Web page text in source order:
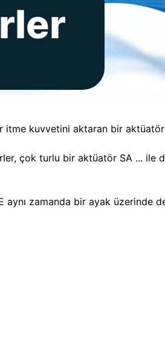
itme kuvvetini aktaran bir
çok turlu bir aktüatör SA ... ile
aynı zamanda bir ayak üzerinde